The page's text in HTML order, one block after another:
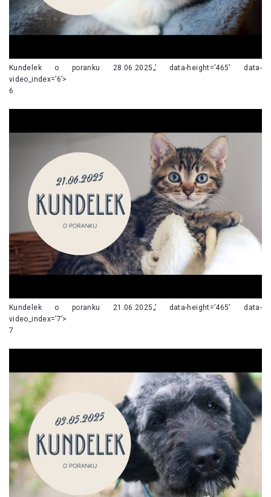
Kundelek o poranku 28.06.2025„’ data-height=’465′ data-
video_index=’6’>
6
Kundelek o poranku 21.06.2025„’ data-height=’465′ data-
video_index=’7’>
7